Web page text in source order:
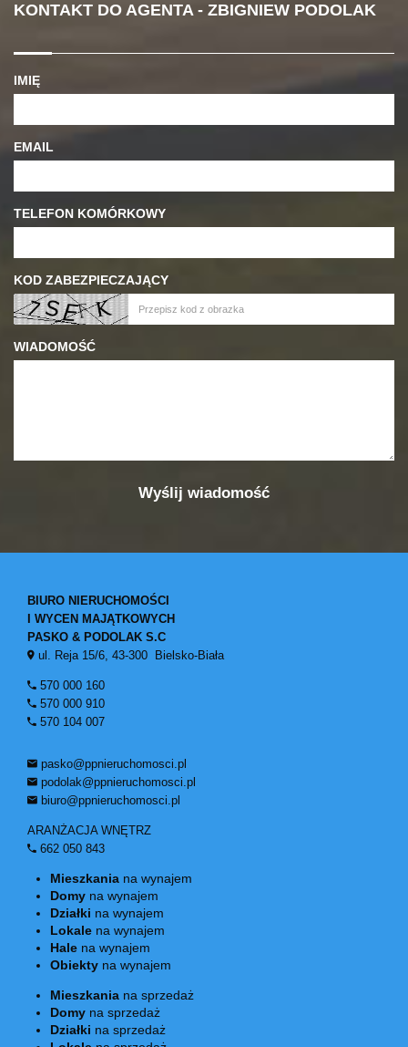
KONTAKT DO AGENTA - ZBIGNIEW PODOLAK
IMIĘ
EMAIL
TELEFON KOMÓRKOWY
KOD ZABEZPIECZAJĄCY
WIADOMOŚĆ
BIURO NIERUCHOMOŚCI
I WYCEN MAJĄTKOWYCH
PASKO & PODOLAK S.C
ul. Reja 15/6, 43-300 Bielsko-Biała
570 000 160
570 000 910
570 104 007
pasko@ppnieruchomosci.pl
podolak@ppnieruchomosci.pl
biuro@ppnieruchomosci.pl
ARANŻACJA WNĘTRZ
662 050 843
Mieszkania na wynajem
Domy na wynajem
Działki na wynajem
Lokale na wynajem
Hale na wynajem
Obiekty na wynajem
Mieszkania na sprzedaż
Domy na sprzedaż
Działki na sprzedaż